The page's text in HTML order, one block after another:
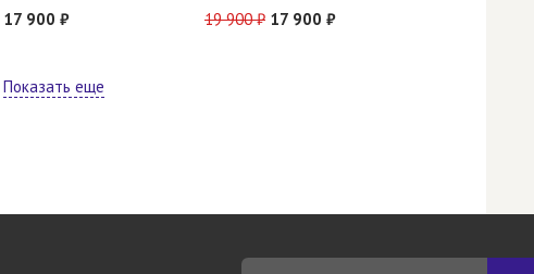
17 900 ₽
19 900 ₽ 17 900 ₽
Показать еще